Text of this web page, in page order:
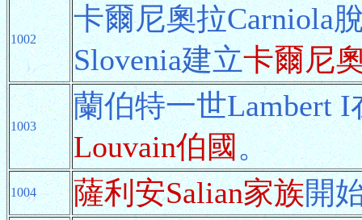
1002
卡爾尼奧拉Carniola
Slovenia建立卡爾尼
1003
蘭伯特一世Lambert
Louvain伯國。
1004 薩利安Salian家族開